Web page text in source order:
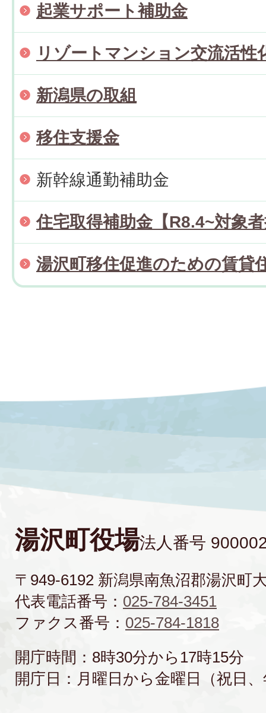
起業サポート補助金
リゾートマンション交流活性
新潟県の取組
移住支援金
新幹線通勤補助金
住宅取得補助金【R8.4~対象
湯沢町移住促進のための賃貸
湯沢町役場法人番号
〒949-6192 新潟県南魚沼郡湯沢町
代表電話番号： 025-784-3451
ファクス番号： 025-784-1818
開庁時間：8時30分から17時15分
開庁日：月曜日から金曜日（祝日